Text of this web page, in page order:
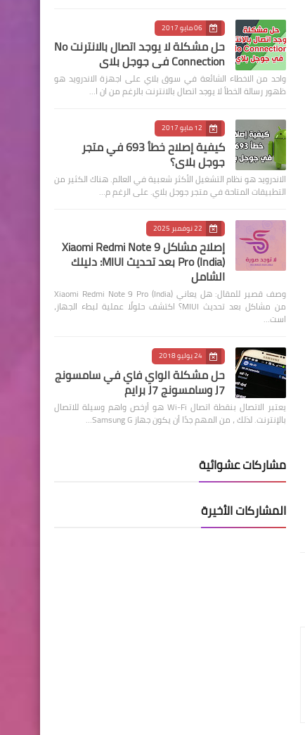
06 مايو 2017
حل مشكلة لا يوجد اتصال بالانترنت No
Connection في جوجل بلاي
واحد من الاخطاء الشائعة في سوق بلاي على اجهزة الاندرويد هو
ظهور رسالة الخطأ لا يوجد اتصال بالانترنت بالرغم من ان ا…
12 مايو 2017
كيفية إصلاح خطأ 693 في متجر
جوجل بلاي؟
الاندرويد هو نظام التشغيل الأكثر شعبية في العالم. هناك الكثير من
التطبيقات المتاحة في متجر جوجل بلاي. على الرغم م…
22 نوفمبر 2025
إصلاح مشاكل Xiaomi Redmi Note 9
Pro (India) بعد تحديث MIUI: دليلك
الشامل
وصف قصير للمقال: هل يعاني Xiaomi Redmi Note 9 Pro (India)
من مشاكل بعد تحديث MIUI؟ اكتشف حلولًا عملية لبطء الجهاز،
است…
24 يوليو 2018
حل مشكلة الواي فاي في سامسونج
J7 وسامسونج J7 برايم
يعتبر الاتصال بنقطة اتصال Wi-Fi هو أرخص واهم وسيلة للاتصال
بالإنترنت. لذلك ، من المهم جدًا أن يكون جهاز Samsung G…
مشاركات عشوائية
المشاركات الأخيرة